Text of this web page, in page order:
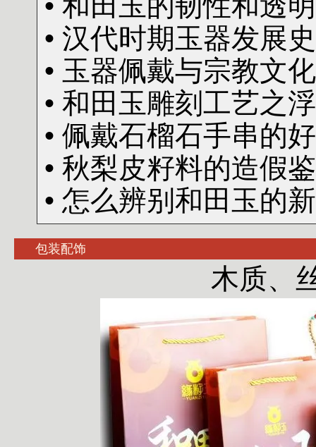
• 汉代时期玉器发展史
• 玉器佩戴与宗教文化
• 和田玉雕刻工艺之
• 佩戴石榴石手串的
• 秋梨皮籽料的造假
• 怎么辨别和田玉的
包装配饰
木质、